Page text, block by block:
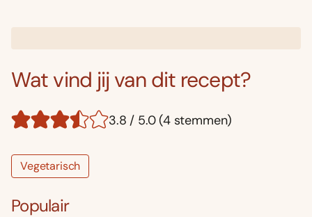
Wat vind jij van dit recept?
3.8 / 5.0 (4 stemmen)
Vegetarisch
Populair